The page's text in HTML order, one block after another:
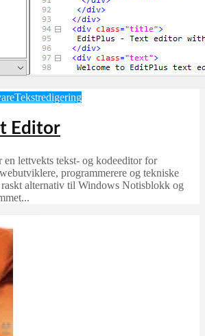
Tekstredigering
Editor
lettvekts tekst- og kodeeditor for
programmerere og tekniske
raskt alternativ til Windows Notisblokk og